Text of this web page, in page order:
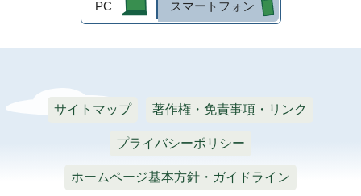
PC スマートフォン
サイトマップ 著作権・免責事項・リンク
プライバシーポリシー
ホームページ基本方針・ガイドライン